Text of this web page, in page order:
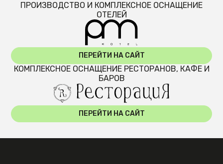
ПРОИЗВОДСТВО И КОМПЛЕКСНОЕ ОСНАЩЕНИЕ
ОТЕЛЕЙ
ПЕРЕЙТИ НА САЙТ
КОМПЛЕКСНОЕ ОСНАЩЕНИЕ РЕСТОРАНОВ, КАФЕ И
БАРОВ
ПЕРЕЙТИ НА САЙТ